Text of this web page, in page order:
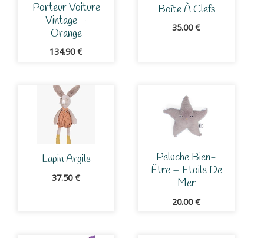
Porteur Voiture
Vintage –
Orange
134.90€
Boîte À Clefs
35.00€
Lapin Argile
37.50€
Peluche Bien-
Être – Etoile De
Mer
20.00€